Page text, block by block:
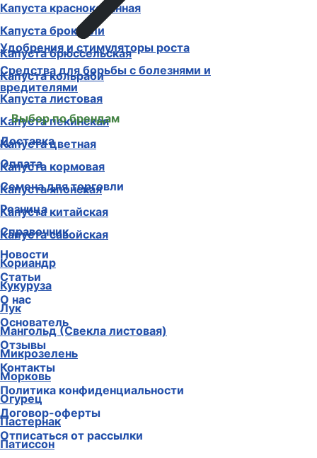
Капуста краснокочанная
Капуста брокколи
Капуста брюссельская
Капуста кольраби
Капуста листовая
Капуста пекинская
Капуста цветная
Капуста кормовая
Капуста японская
Капуста китайская
Капуста савойская
Кориандр
Кукуруза
Лук
Мангольд (Свекла листовая)
Микрозелень
Морковь
Огурец
Пастернак
Патиссон
Удобрения и стимуляторы роста
Средства для борьбы с болезнями и
вредителями
Выбор по брендам
Доставка
Оплата
Семена для торговли
Розница
Справочник
Новости
Статьи
О нас
Основатель
Отзывы
Контакты
Политика конфиденциальности
Договор-оферты
Отписаться от рассылки